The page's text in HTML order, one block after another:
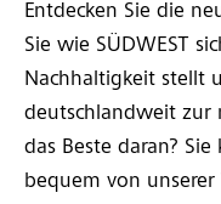
Entdecken Sie die
Sie wie SÜDWEST
Nachhaltigkeit stellt
deutschlandweit zur
das Beste daran?
bequem von